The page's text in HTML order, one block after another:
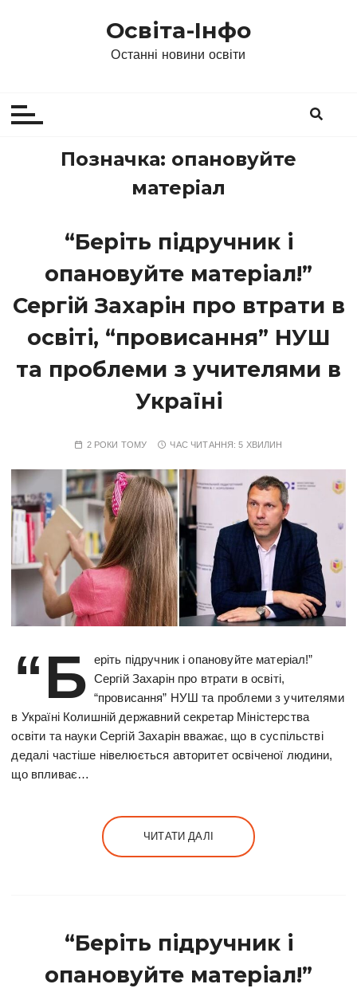
Освіта-Інфо
Останні новини освіти
Позначка: опановуйте
матеріал
“Беріть підручник і
опановуйте матеріал!”
Сергій Захарін про втрати в
освіті, “провисання” НУШ
та проблеми з учителями в
Україні
2 РОКИ ТОМУ ЧАС ЧИТАННЯ:5 ХВИЛИН
“Б еріть підручник і опановуйте матеріал!”
Сергій Захарін про втрати в освіті,
“провисання” НУШ та проблеми з учителями
в Україні Колишній державний секретар Міністерства
освіти та науки Сергій Захарін вважає, що в суспільстві
дедалі частіше нівелюється авторитет освіченої людини,
що впливає…
ЧИТАТИ ДАЛІ
“Беріть підручник і
опановуйте матеріал!”